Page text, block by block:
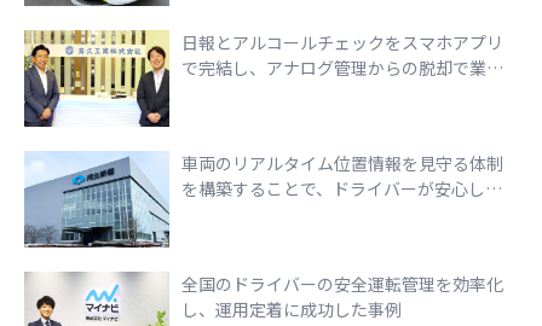
日報とアルコールチェックをスマホアプリ
で完結し、アナログ管理からの脱却で業務
車両のリアルタイム位置情報を見守る体制
を構築することで、ドライバーが安心して
全国のドライバーの安全運転管理を効率化
し、運用定着に成功した事例